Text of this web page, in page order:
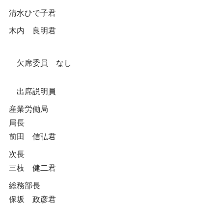
清水ひで子君
木内 良明君
欠席委員 なし
出席説明員
産業労働局
局長
前田 信弘君
次長
三枝 健二君
総務部長
保坂 政彦君